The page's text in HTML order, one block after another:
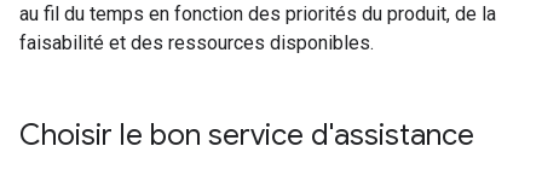
au fil du temps en fonction des priorités du produit, de la
faisabilité et des ressources disponibles.
Choisir le bon service d'assistance